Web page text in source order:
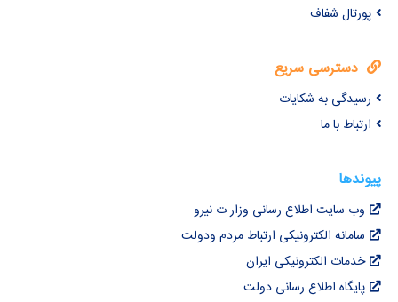
پورتال شفاف
دسترسی سریع
رسیدگی به شکایات
ارتباط با ما
پیوندها
وب سایت اطلاع رسانی وزار ت نیرو
سامانه الکترونیکی ارتباط مردم ودولت
خدمات الکترونیکی ایران
پایگاه اطلاع رسانی دولت